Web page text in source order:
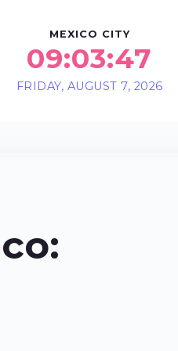
MEXICO CITY
09:03:48
FRIDAY, AUGUST 7, 2026